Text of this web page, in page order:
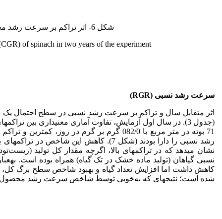
شکل 6- اثر تراکم بر سرعت رشد محصول (CGR) اسفناج در دو سال آزمایش.
of spinach in two years of the experiment.
سرعت رشد نسبی (RGR
)
اثر متقابل سال و تراکم بر سرعت رشد نسبی در سطح احتمال یک
(جدول 3). در سال اول آزمایش، تفاوت آماری معنی­داری بین
رشد نسبی را دارا بودند (شکل 7). کاهش
نشان می­دهد که در تراکم­های بالا، اگرچه مقدار کل تولید
کاهش داشت اما افزایش تعداد گیاه و بهبود شاخص سطح برگ
شده­ است؛ نتیجه­ای که به‌خوبی توسط شاخص سرعت رشد محصول